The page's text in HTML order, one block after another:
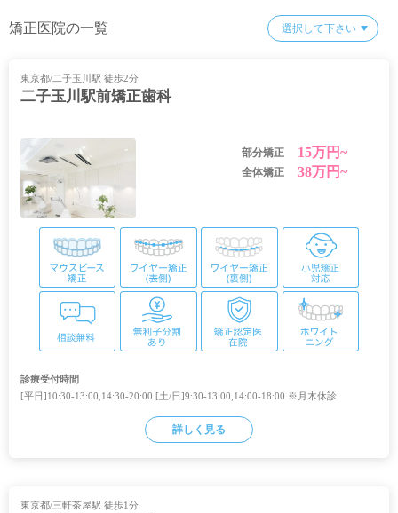
矯正医院の一覧
東京都/二子玉川駅 徒歩2分
二子玉川駅前矯正歯科
部分矯正 15万円~
全体矯正 38万円~
診療受付時間
[平日]10:30-13:00,14:30-20:00 [土/日]9:30-13:00,14:00-18:00 ※月木休診
詳しく見る
東京都/三軒茶屋駅 徒歩1分